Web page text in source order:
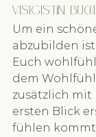
Visigistin
Um ein
abzubilden ist
Euch
dem
zusätzlich mit
ersten Blick
fühlen kommt